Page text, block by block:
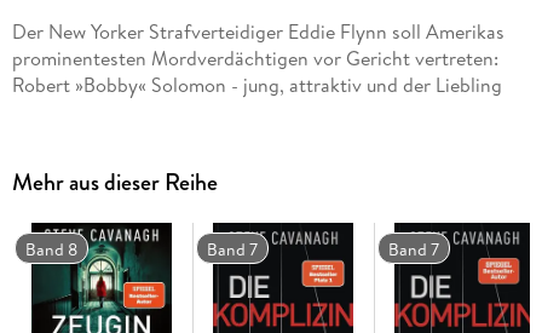
Der New Yorker Strafverteidiger Eddie Flynn soll Amerikas
prominentesten Mordverdächtigen vor Gericht vertreten:
Robert »Bobby« Solomon - jung, attraktiv und der Liebling
ihn freizubekommen. Und er glaubt Bobby, dass dieser nichts
mit dem Mord an seiner Frau und deren Liebhaber zu tun zu
hat, obwohl alle Beweise gegen ihn sprechen. Der Fall scheint
aussichtslos, bis Eddie erkennt: Der wahre Killer sitzt in der
Jury . . .
Mehr aus dieser Reihe
Band 8 Band 7 Band 7